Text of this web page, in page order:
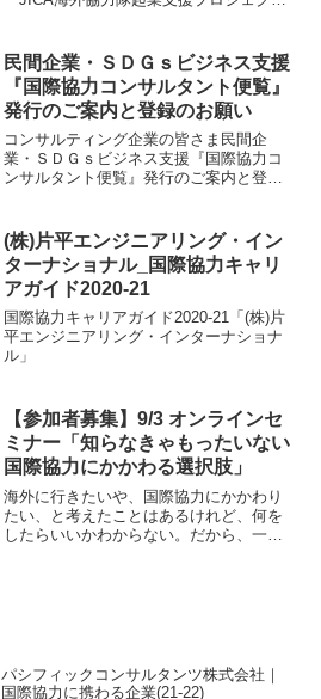
内数か所を巡りながら、OV...
民間企業・ＳＤＧｓビジネス支援
『国際協力コンサルタント便覧』
発行のご案内と登録のお願い
コンサルティング企業の皆さま民間企
業・ＳＤＧｓビジネス支援『国際協力コ
ンサルタント便覧』発行のご案内と登録
小傾向を受け、民間企業の海外進出に向
けた取り組みは、かつてなく...
(株)片平エンジニアリング・イン
ターナショナル_国際協力キャリ
アガイド2020-21
国際協力キャリアガイド2020-21「(株)片
平エンジニアリング・インターナショナ
ル」
【参加者募集】9/3 オンラインセ
ミナー「知らなきゃもったいない
国際協力にかかわる選択肢」
海外に行きたいや、国際協力にかかわり
たい、と考えたことはあるけれど、何を
したらいいかわからない。だから、一歩
パシフィックコンサルタンツ株式会社｜
国際協力に携わる企業(21-22)